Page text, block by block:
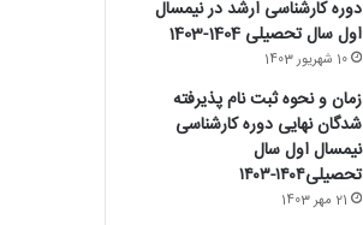
دوره کارشناسی ارشد در نیمسال
اول سال تحصیلی 1404-1403
10 شهریور 1403
زمان و نحوه ثبت نام پذیرفته
‏شدگان نهایی دوره کارشناسی
نیمسال اول سال
تحصیلی۱۴۰۴-۱۴۰۳
21 مهر 1403